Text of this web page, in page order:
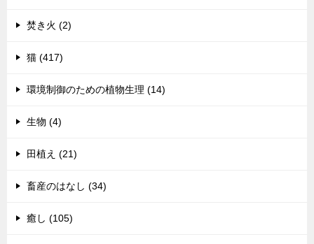
焚き火 (2)
猫 (417)
環境制御のための植物生理 (14)
生物 (4)
田植え (21)
畜産のはなし (34)
癒し (105)